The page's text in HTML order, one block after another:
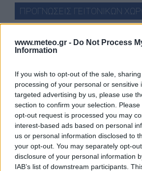
www.meteo.gr - Do Not Process
Information
If you wish to opt-out of the sale,
processing of your personal or sensitive
targeted advertising by us, please use
section to confirm your selection.
opt-out request is processed you may
interest-based ads based on personal
us or personal information disclosed to
your opt-out. You may separately opt-
disclosure of your personal information
IAB’s list of downstream participants.
ΠΡΟΓΝΩΣΕΙΣ ΓΕΙΤΟΝΙΚΩΝ
ΑΥΛΏΝΑΣ ΚΑΘΑΡΟΣ
ΑΔΡΙΑΝΟΎΠΟΛΗ
Πατήστεεδώ για περισσότερες πόλεις
Σελήνη: 22 ημερών
Τελευταίο Τέταρτο
Επόμενη Πανσέληνος:
Παρασκευή, 28 Αυγούστου 2026
Αστρονομικό ημερολόγιο